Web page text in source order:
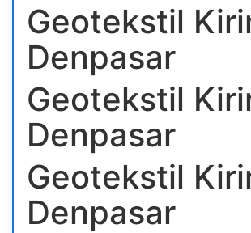
Geotekstil
Denpasar
Geotekstil
Denpasar
Geotekstil
Denpasar